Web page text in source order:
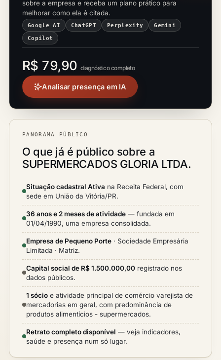
sobre a empresa e receba um plano prático para
melhorar como ela é citada.
Google AI ChatGPT Perplexity Gemini
Copilot
R$ 79,90 diagnóstico completo
Analisar presença em IA
PANORAMA PÚBLICO
O que já é público sobre a
SUPERMERCADOS GLORIA LTDA.
Situação cadastral Ativa na Receita Federal, com
sede em União da Vitória/PR.
36 anos e 2 meses de atividade — fundada em
01/04/1990, uma empresa consolidada.
Empresa de Pequeno Porte · Sociedade Empresária
Limitada · Matriz.
Capital social de R$ 1.500.000,00 registrado nos
dados públicos.
1 sócio e atividade principal de comércio varejista de
mercadorias em geral, com predominância de
produtos alimentícios - supermercados.
Retrato completo disponível — veja indicadores,
saúde e presença num só lugar.